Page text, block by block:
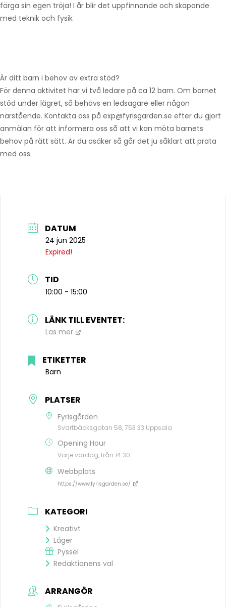
färga sin egen tröja! I år blir det uppfinnande och skapande
med teknik och fysik
Är ditt barn i behov av extra stöd?
För denna aktivitet har vi två ledare på ca 12 barn. Om barnet
stöd under lägret, så behövs en ledsagare eller någon
närstående. Kontakta oss på exp@fyrisgarden.se efter du gjort
anmälan för att informera oss så att vi kan möta barnets
behov på rätt sätt. Är du osäker så går det ju såklart att prata
med oss.
DATUM
24 jun 2025
Expired!
TID
10:00 - 15:00
LÄNK TILL EVENTET:
Läs mer
ETIKETTER
Barn
PLATSER
Fyrisgården
Svartbäcksgatan 58, 753 33 Uppsala
Opening Hour
Varje vardag, från 14:30
Webbplats
https://www.fyrisgarden.se/
KATEGORI
Kreativt
Läger
Pyssel
Redaktionens val
ARRANGÖR